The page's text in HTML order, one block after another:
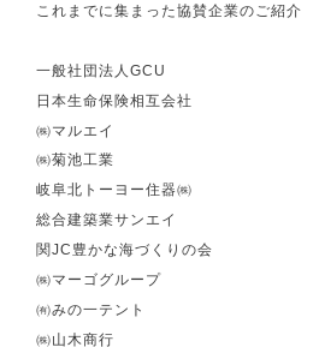
これまでに集まった協賛企業のご紹介
一般社団法人GCU
日本生命保険相互会社
㈱マルエイ
㈱菊池工業
岐阜北トーヨー住器㈱
総合建築業サンエイ
関JC豊かな海づくりの会
㈱マーゴグループ
㈲みの一テント
㈱山木商行